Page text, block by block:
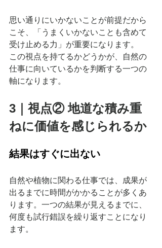
思い通りにいかないことが前提だから
こそ、「うまくいかないことも含めて
受け止める力」が重要になります。
この視点を持てるかどうかが、自然の
仕事に向いているかを判断する一つの
軸になります。
3｜視点② 地道な積み重
ねに価値を感じられるか
結果はすぐに出ない
自然や植物に関わる仕事では、成果が
出るまでに時間がかかることが多くあ
ります。一つの結果が見えるまでに、
何度も試行錯誤を繰り返すことになり
ます。